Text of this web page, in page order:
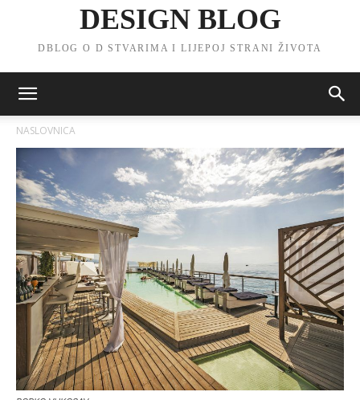
DESIGN BLOG
DBLOG O D STVARIMA I LIJEPOJ STRANI ŽIVOTA
NASLOVNICA